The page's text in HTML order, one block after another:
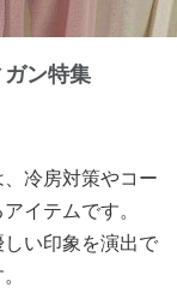
ン特集
冷房対策やコー
イテムです。
い印象を演出で